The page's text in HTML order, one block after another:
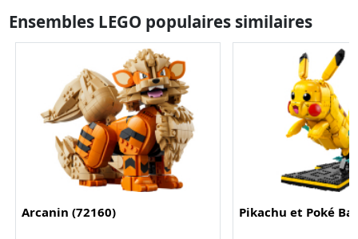
Ensembles LEGO populaires similaires
Arcanin (72160) Pikachu et Poké